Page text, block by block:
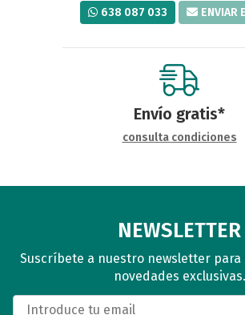
638 087 033 ENVIAR
Envío gratis*
consulta condiciones
NEWSLETTER
Suscríbete a nuestro newsletter
novedades exclusivas.